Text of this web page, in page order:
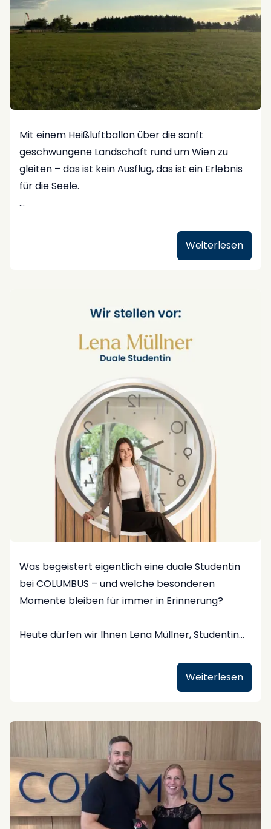
verzichten?
"Ein humorvolles Team & eine gute Tasse Kaffee"
#TeamInsights #ColumbusCongressEvents
#Eventmanagement #Teamwork
#BehindTheScenes #Eventliebe
#Inspiration
#Eventlife #ColumbusSpirit
Mit einem Heißluftballon über die sanft
geschwungene Landschaft rund um Wien zu
gleiten – das ist kein Ausflug, das ist ein Erlebnis
für die Seele.
runden Geburtstag oder einfach als „Weißt-du-
Wir gestalten genau solche Momente –
persönlich, individuell und unvergesslich. Auch für
#Privatkundenerlebnisse
#COLUMBUSWelcomeManagement
#Ballonfahrt#BesondereAnlässe
#Wienvonoben
Weiterlesen
Was begeistert eigentlich eine duale Studentin
bei COLUMBUS – und welche besonderen
Momente bleiben für immer in Erinnerung?
Heute dürfen wir Ihnen Lena Müllner, Studentin
FHWien der WKW \
(University of Applied Sciences for Management
Seit 2024 ist sie in den unterschiedlichen
Abteilungen bei COLUMBUS unterwegs – und
beantwortet für uns drei persönliche Fragen:
❓ Was begeistert dich am dualen Studium?
Das man Praxis und Theorie miteinander
Weiterlesen